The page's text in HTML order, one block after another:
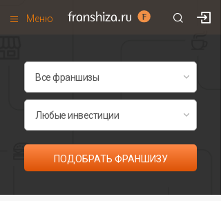
Меню
Франшизы по категориям
Рейтинг франшиз
Все франшизы списком
ПОДОБРАТЬ ФРАНШИЗУ